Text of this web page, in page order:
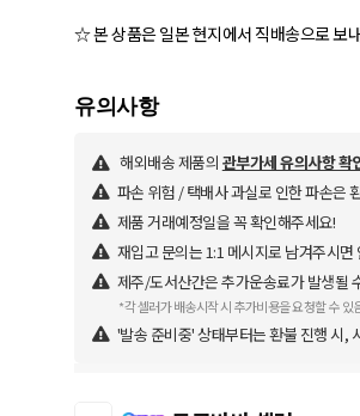
☆ 본 상품은 일본 현지에서 직배송으로 보
유의사항
해외배송 제품의 관부가세 유의사항 확
파손 위험 / 택배사 과실로 인한 파손은
제품 거래예정일을 꼭 확인해주세요!
재입고 문의는 1:1 메시지로 남겨주시면
제주/도서산간은 추가운송료가 발생될
*각 셀러가 배송시작 시 추가비용을 요청할 수 있
'발송 준비중' 상태부터는 환불 진행 시,